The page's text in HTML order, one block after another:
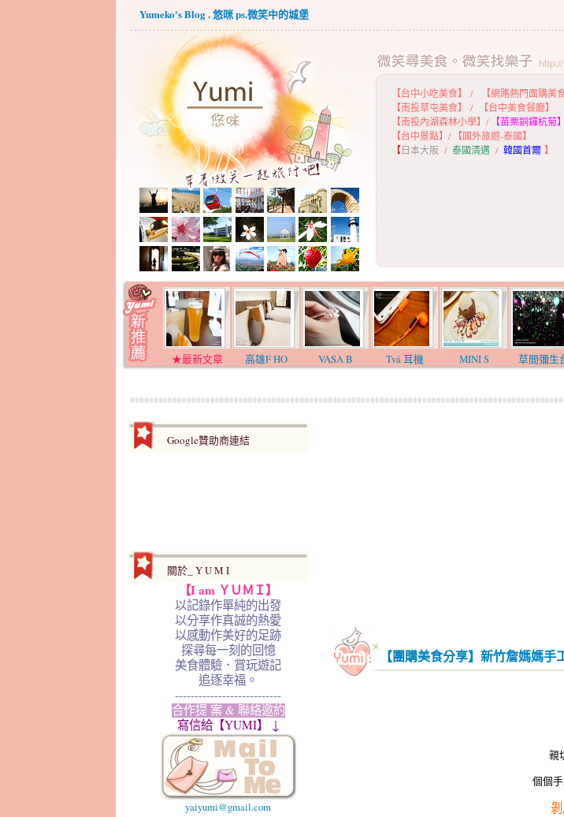
Yumeko's Blog . 悠咪 ps.微笑中的城堡
【台中小吃美食】 /
【網路熱門團購美食
【南投草屯美食】 /
【台中美食餐廳】
【南投內湖森林小學】 / 【苗栗銅鑼杭菊】
【台中景點】 /
【國外旅遊-泰國】
【日本大阪 / 泰國清邁 / 韓國首爾 】
★最新文章 高雄F HO VASA B Två 耳機 MINI S 草間彌生
Google贊助商連結
關於_ Y U M I
【I am ＹＵＭＩ】
以記錄作單純的出發
以分享作真誠的熱愛
以感動作美好的足跡
探尋每一刻的回憶
美食體驗．賞玩遊記
追逐幸福。
---------------------------
合作提 案 & 聯絡邀約
寫信給【YUMI】 ↓
yaiyumi@gmail.com
【團購美食分享】新竹詹媽媽
親
個個